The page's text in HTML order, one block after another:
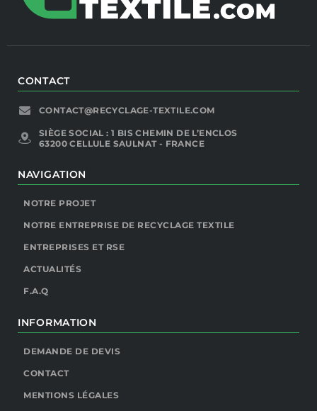
CONTACT
CONTACT@RECYCLAGE-TEXTILE.COM
SIÈGE SOCIAL : 1 BIS CHEMIN DE L’ENCLOS
63200 CELLULE SAULNAT - FRANCE
NAVIGATION
NOTRE PROJET
NOTRE ENTREPRISE DE RECYCLAGE TEXTILE
ENTREPRISES ET RSE
ACTUALITÉS
F.A.Q
INFORMATION
DEMANDE DE DEVIS
CONTACT
MENTIONS LÉGALES